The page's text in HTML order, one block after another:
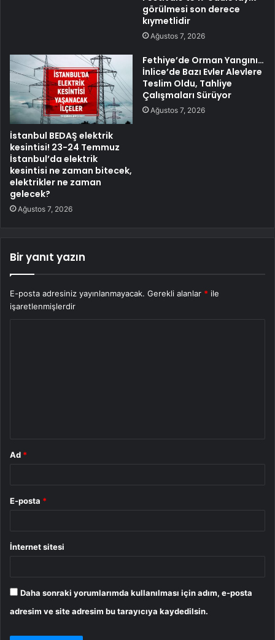
görülmesi son derece
kıymetlidir
Ağustos 7, 2026
İstanbul BEDAŞ elektrik
kesintisi! 23-24 Temmuz
İstanbul’da elektrik
kesintisi ne zaman bitecek,
elektrikler ne zaman
gelecek?
Ağustos 7, 2026
Fethiye’de Orman Yangını…
İnlice’de Bazı Evler Alevlere
Teslim Oldu, Tahliye
Çalışmaları Sürüyor
Ağustos 7, 2026
Bir yanıt yazın
E-posta adresiniz yayınlanmayacak. Gerekli alanlar * ile
işaretlenmişlerdir
Ad *
E-posta *
İnternet sitesi
Daha sonraki yorumlarımda kullanılması için adım, e-posta
adresim ve site adresim bu tarayıcıya kaydedilsin.